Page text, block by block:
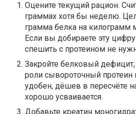
Оцените текущий рацион.
граммах хотя бы неделю.
грамма белка на килограмм
Если вы добираете эту
спешить с протеином не
Закройте белковый дефицит,
роли сывороточный протеин
удобен, дёшев в пересчёте
хорошо усваивается.
Добавьте креатин